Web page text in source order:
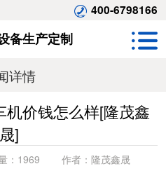
400-6798166
备生产定制
详情
价钱怎么样[隆茂鑫
晟]
： 1969 作者： 隆茂鑫晟